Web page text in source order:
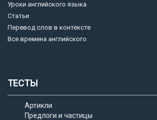
Уроки английского языка
Статьи
Перевод слов в контексте
Все времена английского
ТЕСТЫ
Артикли
Предлоги и частицы